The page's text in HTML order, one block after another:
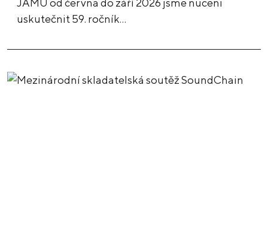
uskutečnit 59. ročník…